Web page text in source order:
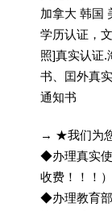
加拿大 韩国
学历认证，
照]真实认证.
书、囯外真
通知书
→ ★我们为
◆办理真实
收费！！！
◆办理教育部